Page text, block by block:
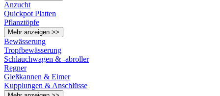
Anzucht
Quickpot Platten
Pflanztöpfe
Mehr anzeigen >>
Bewässerung
Tropfbewässerung
Schlauchwagen & -abroller
Regner
Gießkannen & Eimer
Kupplungen & Anschlüsse